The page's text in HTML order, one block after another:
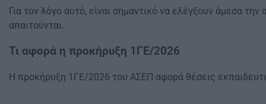
Για τον λόγο αυτό, είναι σημαντικό να ελέγξουν άμεσα
απαιτούνται.
Τι αφορά η προκήρυξη 1ΓΕ/2026
Η προκήρυξη 1ΓΕ/2026 του ΑΣΕΠ αφορά θέσεις